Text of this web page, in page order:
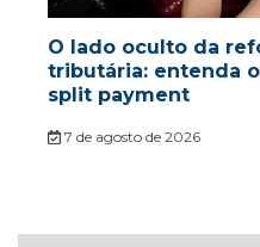
O lado oculto da
tributária: entenda
split payment
7 de agosto de 2026